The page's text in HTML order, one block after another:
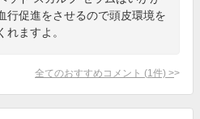
行促進をさせるので頭皮環境を
ますよ。
全てのおすすめコメント (1 件) >